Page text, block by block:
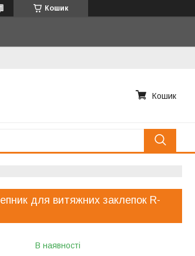
Кошик
Кошик
для витяжних заклепок R-
В наявності